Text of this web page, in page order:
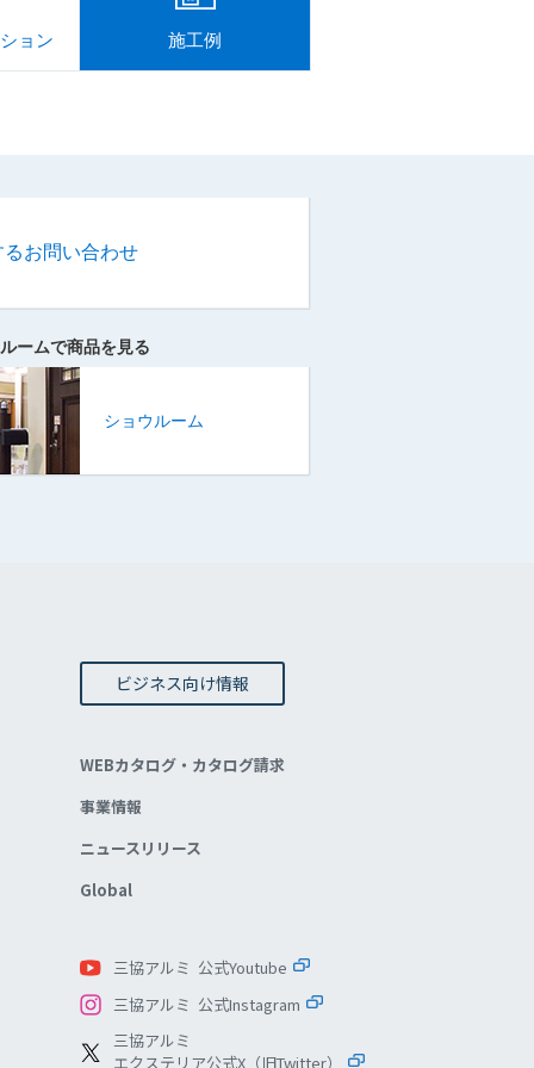
ョン 施工例
お問い合わせ
ームで商品を見る
ショウルーム
ビジネス向け情報
WEBカタログ・カタログ請求
事業情報
ニュースリリース
Global
三協アルミ 公式Youtube
三協アルミ 公式Instagram
三協アルミ
エクステリア公式X（旧Twitter）